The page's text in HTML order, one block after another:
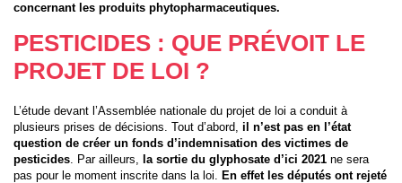
concernant les produits phytopharmaceutiques.
PESTICIDES : QUE PRÉVOIT LE
PROJET DE LOI ?
L’étude devant l’Assemblée nationale du projet de loi a conduit à
plusieurs prises de décisions. Tout d’abord, il n’est pas en l’état
question de créer un fonds d’indemnisation des victimes de
pesticides. Par ailleurs, la sortie du glyphosate d’ici 2021 ne sera
pas pour le moment inscrite dans la loi. En effet les députés ont rejeté